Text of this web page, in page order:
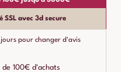
SSL avec 3d secure
pour changer d'avis
100€ d'achats